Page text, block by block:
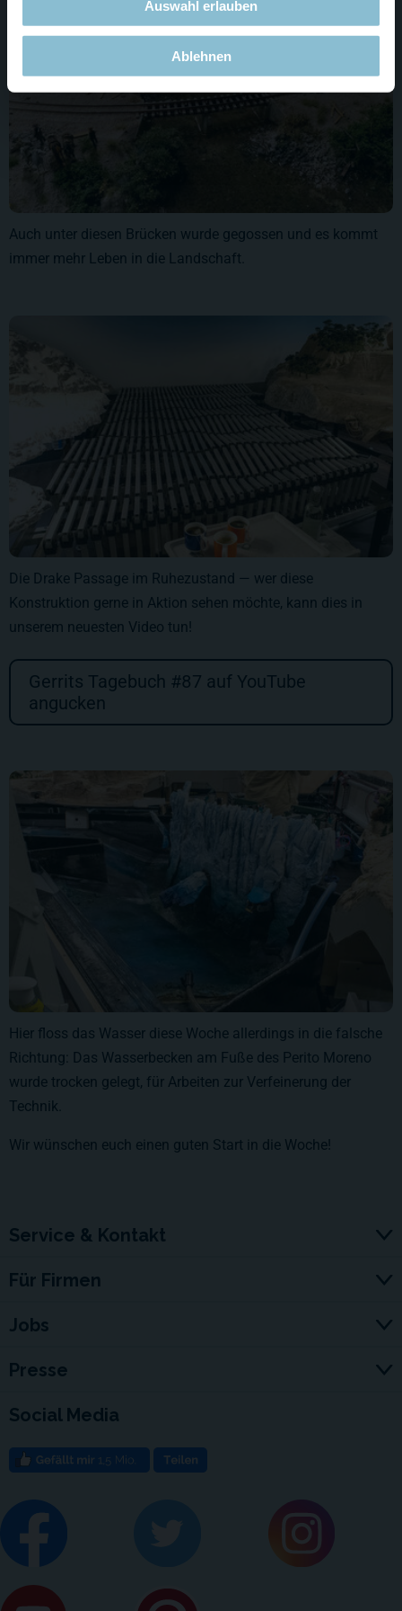
Auswahl erlauben
Ablehnen
Auch unter diesen Brücken wurde gegossen und es kommt
immer mehr Leben in die Landschaft.
Die Drake Passage im Ruhezustand — wer diese
Konstruktion gerne in Aktion sehen möchte, kann dies in
unserem neuesten Video tun!
Gerrits Tagebuch #87 auf YouTube
angucken
Hier floss das Wasser diese Woche allerdings in die falsche
Richtung: Das Wasserbecken am Fuße des Perito Moreno
wurde trocken gelegt, für Arbeiten zur Verfeinerung der
Technik.
Wir wünschen euch einen guten Start in die Woche!
Service & Kontakt
Für Firmen
Jobs
Presse
Social Media